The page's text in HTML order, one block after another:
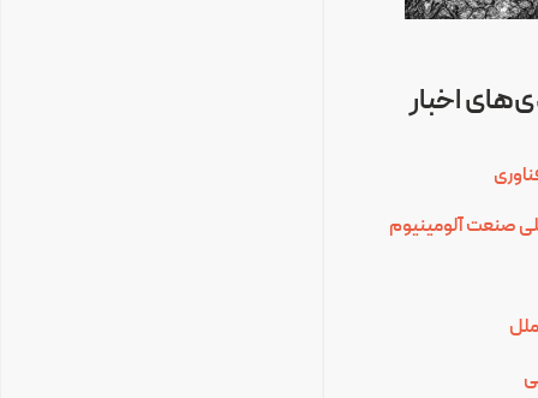
اخبار
صنعت آلومینیوم